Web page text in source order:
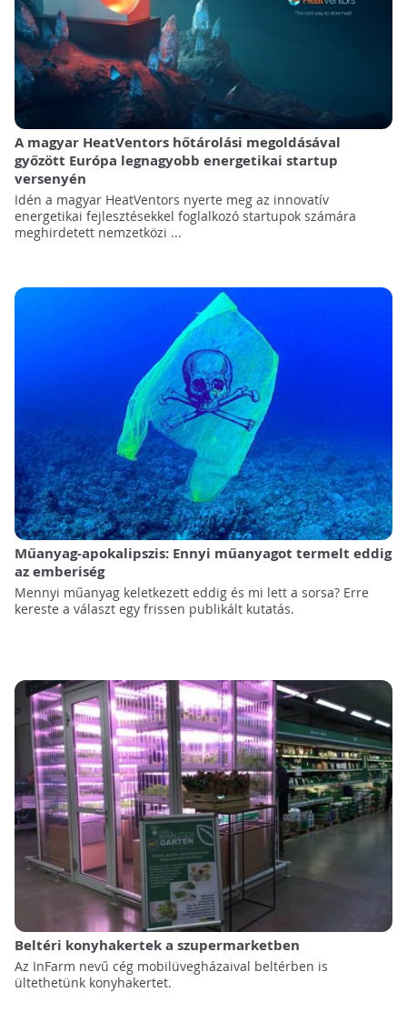
A magyar HeatVentors hőtárolási megoldásával
győzött Európa legnagyobb energetikai startup
versenyén
Idén a magyar HeatVentors nyerte meg az innovatív
energetikai fejlesztésekkel foglalkozó startupok számára
meghirdetett nemzetközi ...
Műanyag-apokalipszis: Ennyi műanyagot termelt eddig
az emberiség
Mennyi műanyag keletkezett eddig és mi lett a sorsa? Erre
kereste a választ egy frissen publikált kutatás.
Beltéri konyhakertek a szupermarketben
Az InFarm nevű cég mobilüvegházaival beltérben is
ültethetünk konyhakertet.